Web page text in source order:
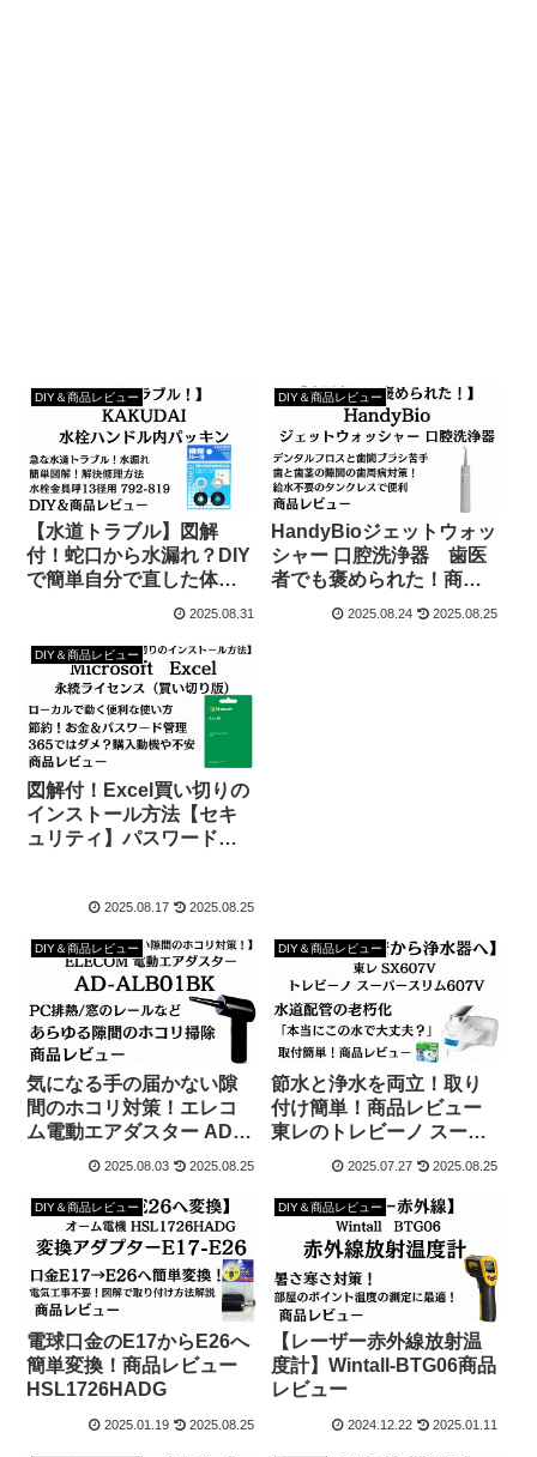
DIY＆商品レビュー
【水道トラブル】図解
付！蛇口から水漏れ？DIY
で簡単自分で直した体験
2025.08.31
DIY＆商品レビュー
HandyBioジェットウォッ
シャー 口腔洗浄器 歯医
者でも褒められた！商品
レビュー
2025.08.24 2025.08.25
DIY＆商品レビュー
図解付！Excel買い切りの
インストール方法【セキ
ュリティ】パスワード＆
2025.08.17 2025.08.25
DIY＆商品レビュー
気になる手の届かない隙
間のホコリ対策！エレコ
ム電動エアダスター AD-
ALB01BK商品レビュー
2025.08.03 2025.08.25
DIY＆商品レビュー
節水と浄水を両立！取り
付け簡単！商品レビュー
東レのトレビーノ スーパ
ースリム607V
2025.07.27 2025.08.25
DIY＆商品レビュー
電球口金のE17からE26へ
簡単変換！商品レビュー
HSL1726HADG
2025.01.19 2025.08.25
DIY＆商品レビュー
【レーザー赤外線放射温
度計】Wintall-BTG06商品
レビュー
2024.12.22 2025.01.11